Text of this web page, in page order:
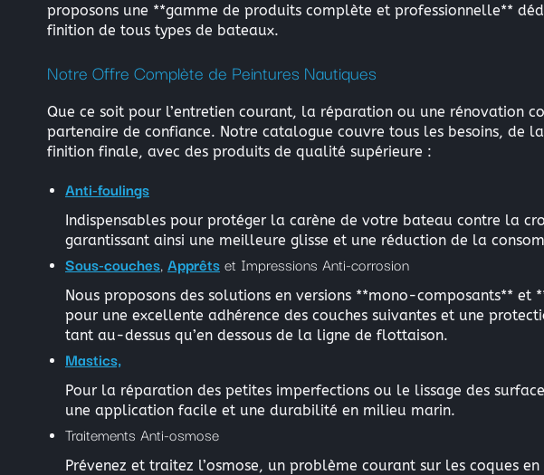
proposons une **gamme de produits complète et professionnelle**
finition de tous types de bateaux.
Notre Offre Complète de Peintures Nautiques
Que ce soit pour l’entretien courant, la réparation ou une rénovation
partenaire de confiance. Notre catalogue couvre tous les besoins, de
finition finale, avec des produits de qualité supérieure :
Anti-foulings
Indispensables pour protéger la carène de votre bateau contre la
garantissant ainsi une meilleure glisse et une réduction de la
Sous-couches,Apprêtset Impressions Anti-corrosion
Nous proposons des solutions en versions **mono-composants** et
pour une excellente adhérence des couches suivantes et une
tant au-dessus qu’en dessous de la ligne de flottaison.
Mastics,
Pour la réparation des petites imperfections ou le lissage des
une application facile et une durabilité en milieu marin.
Traitements Anti-osmose
Prévenez et traitez l’osmose, un problème courant sur les coques